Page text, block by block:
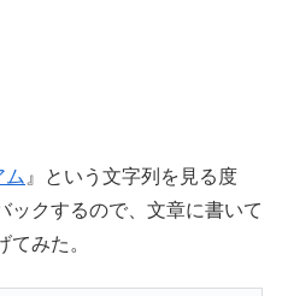
ム 』という文字列を見る度
ックするので、文章に書いて
みた。